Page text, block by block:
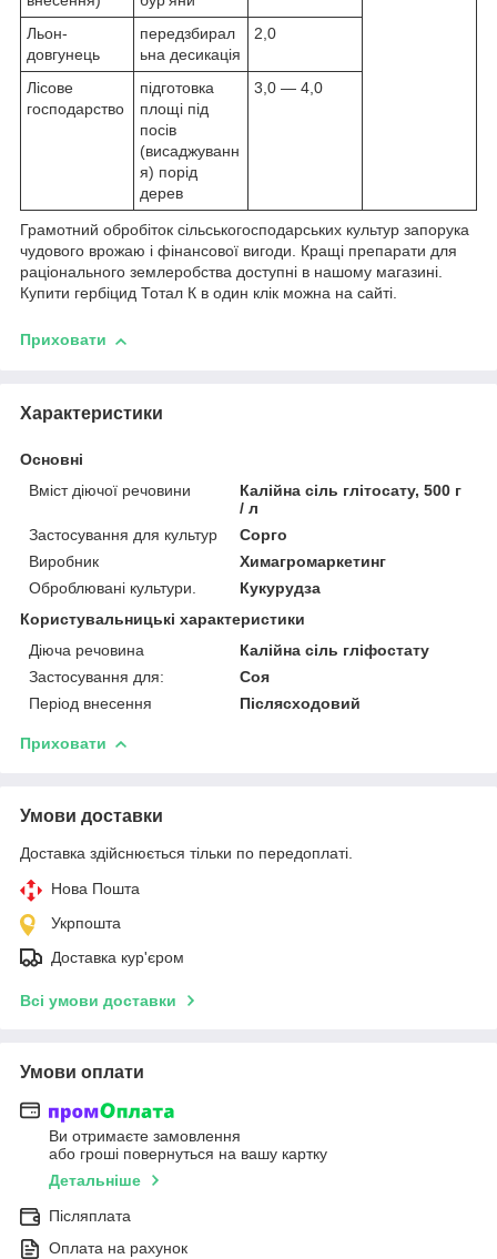
Льон-
довгунець
передзбирал
ьна десикація
2,0
Лісове
господарство
підготовка
площі під
посів
(висаджуванн
я) порід
дерев
3,0 — 4,0
Грамотний обробіток сільськогосподарських культур запорука
чудового врожаю і фінансової вигоди. Кращі препарати для
раціонального землеробства доступні в нашому магазині.
Купити гербіцид Тотал К в один клік можна на сайті.
Приховати
Характеристики
Основні
Вміст діючої речовини
Калійна сіль глітосату, 500 г
/ л
Застосування для культур
Сорго
Виробник
Химагромаркетинг
Оброблювані культури.
Кукурудза
Користувальницькі характеристики
Діюча речовина
Калійна сіль гліфостату
Застосування для:
Соя
Період внесення
Післясходовий
Приховати
Умови доставки
Доставка здійснюється тільки по передоплаті.
Нова Пошта
Укрпошта
Доставка кур'єром
Всі умови доставки
Умови оплати
Ви отримаєте замовлення
або гроші повернуться на вашу картку
Детальніше
Післяплата
Оплата на рахунок